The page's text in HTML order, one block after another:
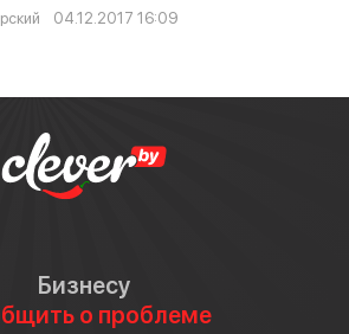
04.12.2017 16:09
Бизнесу
о проблеме